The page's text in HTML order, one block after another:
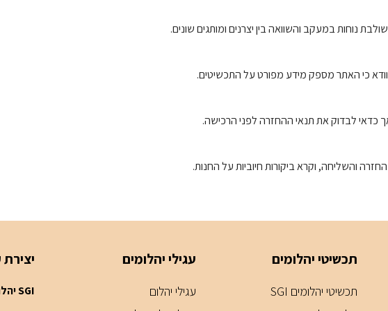
נוחות במעקב והשוואה בין יצרנים ומותגים שונים.
וודא כי האתר מספק מידע מפורט על התכשיטים.
אך כדאי לבדוק את תנאי ההחזרה לפני הרכישה.
תכשיטי יהלומים
תכשיטי יהלומים SGI
עגילי יהלומים
עגילי יהלום
SGI יהלומים - חנות תכשיטים דיזנגוף סנטר תל אביב